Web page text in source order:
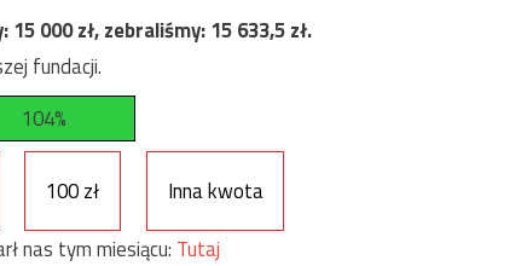
15 000zł, zebraliśmy:15 633,5zł.
fundacji.
104%
100 zł
Inna kwota
nas tym miesiącu: Tutaj